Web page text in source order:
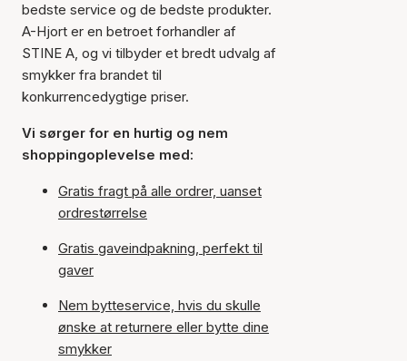
bedste service og de bedste produkter.
A-Hjort er en betroet forhandler af
STINE A, og vi tilbyder et bredt udvalg af
smykker fra brandet til
konkurrencedygtige priser.
Vi sørger for en hurtig og nem
shoppingoplevelse med:
Gratis fragt på alle ordrer, uanset
ordrestørrelse
Gratis gaveindpakning, perfekt til
gaver
Nem bytteservice, hvis du skulle
ønske at returnere eller bytte dine
smykker